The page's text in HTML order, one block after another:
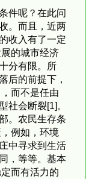
件呢？在此问
。而且，近两
收入有了一定
的城市经济
分有限。所
后的前提下，
而不是任由
社会断裂[1]。
。农民生存条
例如，环境
中寻求到生活
，等等。基本
而有活力的